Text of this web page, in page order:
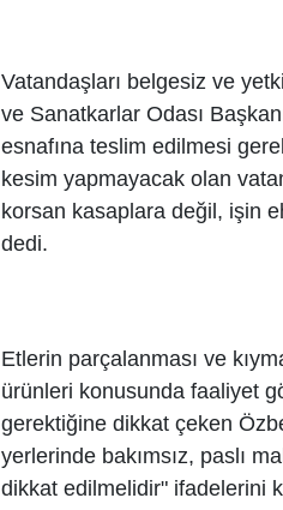
Vatandaşları belgesiz ve
ve Sanatkarlar Odası
esnafına teslim edilmesi
kesim yapmayacak olan
korsan kasaplara değil, işin
dedi.
Etlerin parçalanması ve
ürünleri konusunda faaliyet
gerektiğine dikkat çeken
yerlerinde bakımsız, paslı
dikkat edilmelidir" ifadelerini